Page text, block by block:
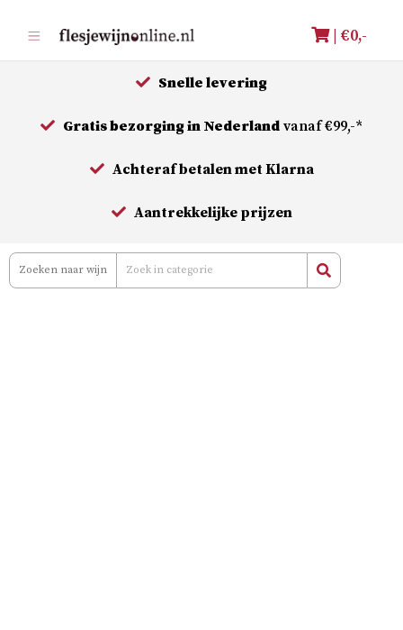
naar
de
| €0,-
Snelle levering
Gratis bezorging in Nederland vanaf €99,-*
Achteraf betalen met Klarna
Aantrekkelijke prijzen